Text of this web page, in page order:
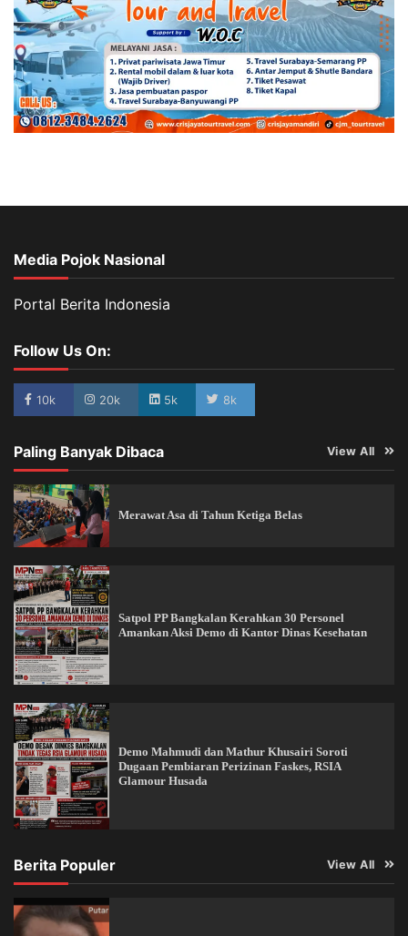
Media Pojok Nasional
Portal Berita Indonesia
Follow Us On:
10k 20k 5k 8k
Paling Banyak Dibaca View All
Merawat Asa di Tahun Ketiga Belas
Satpol PP Bangkalan Kerahkan 30 Personel
Amankan Aksi Demo di Kantor Dinas Kesehatan
Demo Mahmudi dan Mathur Khusairi Soroti
Dugaan Pembiaran Perizinan Faskes, RSIA
Glamour Husada
Berita Populer View All